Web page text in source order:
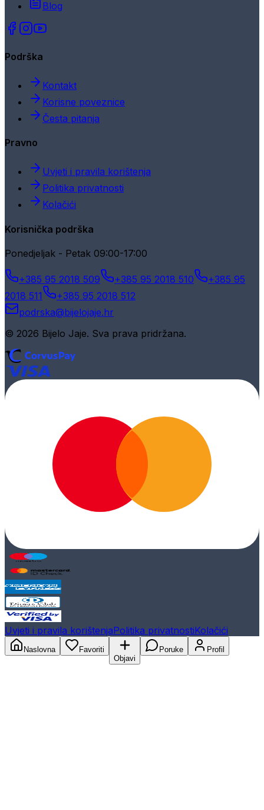
Blog
Podrška
Kontakt
Korisne poveznice
Česta pitanja
Pravno
Uvjeti i pravila korištenja
Politika privatnosti
Kolačići
Korisnička podrška
Ponedjeljak - Petak 09:00-17:00
+385 95 2018 509 +385 95 2018 510
+385 95
2018 511
+385 95 2018 512
podrska@bijelojaje.hr
© 2026 Bijelo Jaje. Sva prava pridržana.
Uvjeti i pravila korištenjaPolitika privatnostiKolačići
Naslovna
Favoriti
Objavi
Poruke Profil